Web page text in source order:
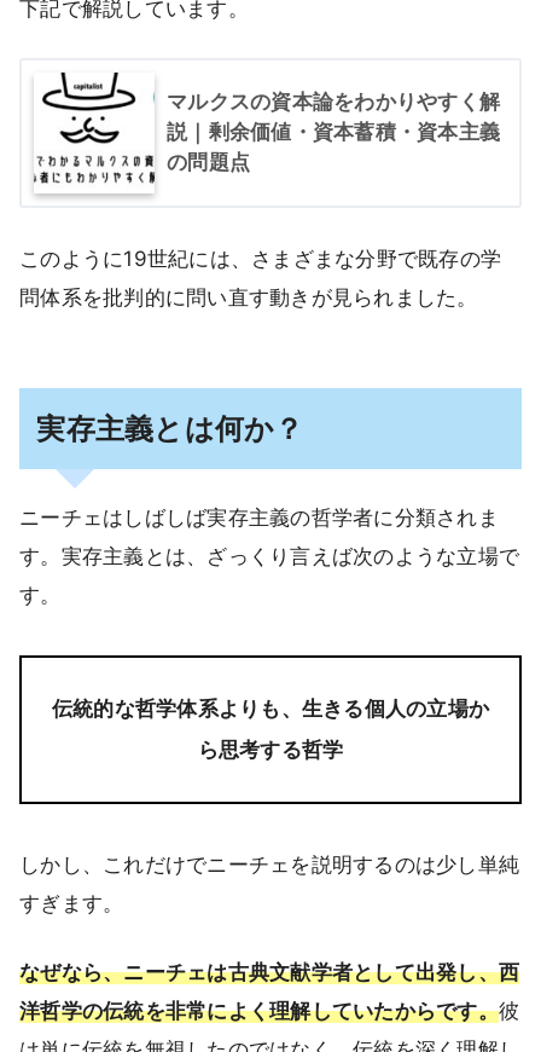
下記で解説しています。
マルクスの資本論をわかりやすく解
説｜剰余価値・資本蓄積・資本主義
の問題点
このように19世紀には、さまざまな分野で既存の学
問体系を批判的に問い直す動きが見られました。
実存主義とは何か？
ニーチェはしばしば実存主義の哲学者に分類されま
す。実存主義とは、ざっくり言えば次のような立場で
す。
伝統的な哲学体系よりも、生きる個人の立場か
ら思考する哲学
しかし、これだけでニーチェを説明するのは少し単純
すぎます。
なぜなら、ニーチェは古典文献学者として出発し、西
洋哲学の伝統を非常によく理解していたからです。彼